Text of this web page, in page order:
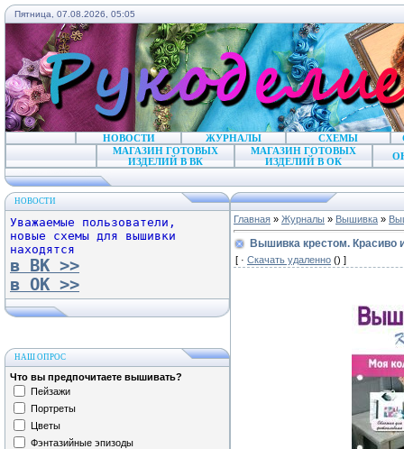
Пятница, 07.08.2026, 05:05
НОВОСТИ ЖУРНАЛЫ СХЕМЫ
МАГАЗИН ГОТОВЫХ
ИЗДЕЛИЙ В ВК
МАГАЗИН ГОТОВЫХ
ИЗДЕЛИЙ В ОК
НОВОСТИ
Уважаемые пользователи,
новые схемы для вышивки
находятся
в ВК >>
в ОК >>
НАШ ОПРОС
Что вы предпочитаете вышивать?
Пейзажи
Портреты
Цветы
Фэнтазийные эпизоды
Главная » Журналы » Вышивка »
Вышивка крестом. Красиво
[ · Скачать удаленно () ]